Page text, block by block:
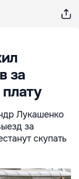
за
Лукашенко
за
скупать